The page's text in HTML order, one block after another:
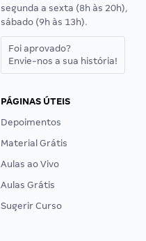
segunda a sexta (8h às 20h),
sábado (9h às 13h).
Foi aprovado?
Envie-nos a sua história!
PÁGINAS ÚTEIS
Depoimentos
Material Grátis
Aulas ao Vivo
Aulas Grátis
Sugerir Curso